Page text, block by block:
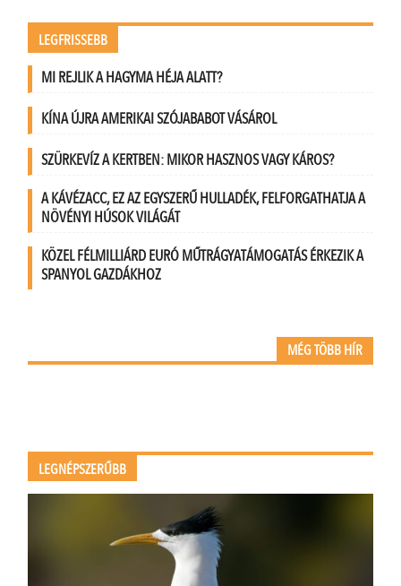
LEGFRISSEBB
MI REJLIK A HAGYMA HÉJA ALATT?
KÍNA ÚJRA AMERIKAI SZÓJABABOT VÁSÁROL
SZÜRKEVÍZ A KERTBEN: MIKOR HASZNOS VAGY KÁROS?
A KÁVÉZACC, EZ AZ EGYSZERŰ HULLADÉK, FELFORGATHATJA A
NÖVÉNYI HÚSOK VILÁGÁT
KÖZEL FÉLMILLIÁRD EURÓ MŰTRÁGYATÁMOGATÁS ÉRKEZIK A
SPANYOL GAZDÁKHOZ
MÉG TÖBB HÍR
LEGNÉPSZERŰBB